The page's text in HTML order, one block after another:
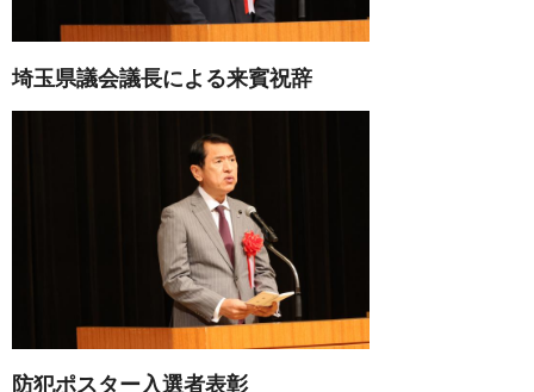
埼玉県議会議長による来賓祝辞
防犯ポスター入選者表彰